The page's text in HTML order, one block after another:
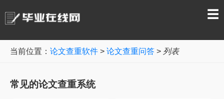
☰
当前位置： 论文查重软件 > 论文查重问答 > 列表
常见的论文查重系统